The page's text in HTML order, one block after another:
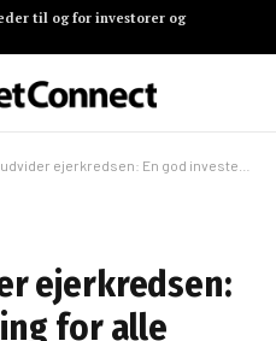
til og for investorer og
ejerkredsen: En god investering for alle parter
ejerkredsen:
for alle